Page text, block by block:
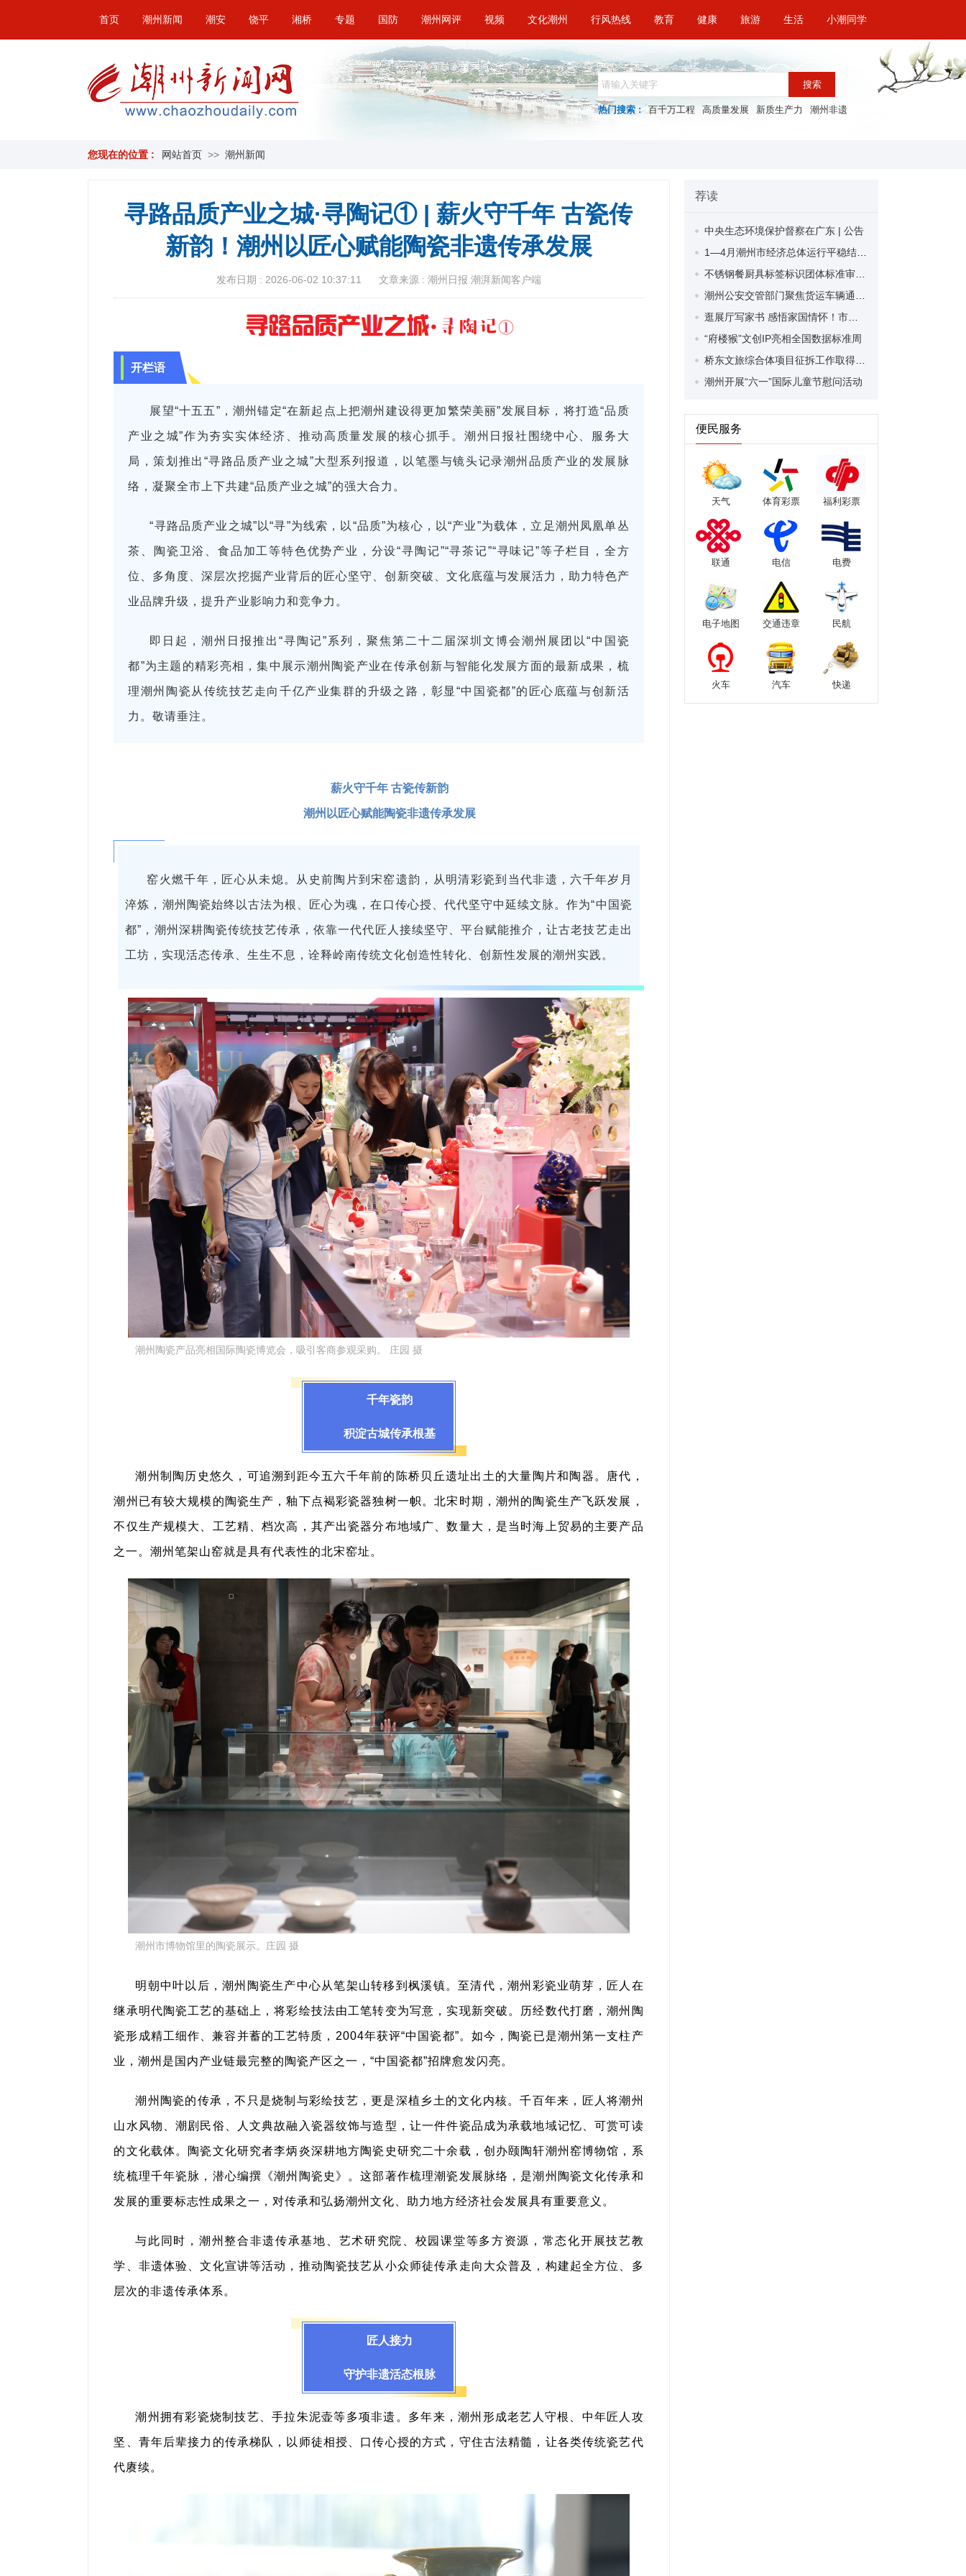
首页 潮州新闻 潮安 饶平 湘桥 专题 国防 潮州网评 视频 文化潮州 行风热线 教育 健康 旅游 生活 小潮同学
搜索
热门搜索 : 百千万工程 高质量发展 新质生产力 潮州非遗
您现在的位置 : 网站首页 >> 潮州新闻
寻路品质产业之城·寻陶记① | 薪火守千年 古瓷传
新韵！潮州以匠心赋能陶瓷非遗传承发展
发布日期 : 2026-06-02 10:37:11 文章来源 : 潮州日报 潮湃新闻客户端
开栏语
展望“十五五”，潮州锚定“在新起点上把潮州建设得更加繁荣美丽”发展目标，将打造“品质
产业之城”作为夯实实体经济、推动高质量发展的核心抓手。潮州日报社围绕中心、服务大
局，策划推出“寻路品质产业之城”大型系列报道，以笔墨与镜头记录潮州品质产业的发展脉
络，凝聚全市上下共建“品质产业之城”的强大合力。
“寻路品质产业之城”以“寻”为线索，以“品质”为核心，以“产业”为载体，立足潮州凤凰单丛
茶、陶瓷卫浴、食品加工等特色优势产业，分设“寻陶记”“寻茶记”“寻味记”等子栏目，全方
位、多角度、深层次挖掘产业背后的匠心坚守、创新突破、文化底蕴与发展活力，助力特色产
业品牌升级，提升产业影响力和竞争力。
即日起，潮州日报推出“寻陶记”系列，聚焦第二十二届深圳文博会潮州展团以“中国瓷
都”为主题的精彩亮相，集中展示潮州陶瓷产业在传承创新与智能化发展方面的最新成果，梳
理潮州陶瓷从传统技艺走向千亿产业集群的升级之路，彰显“中国瓷都”的匠心底蕴与创新活
力。敬请垂注。
薪火守千年 古瓷传新韵
潮州以匠心赋能陶瓷非遗传承发展
窑火燃千年，匠心从未熄。从史前陶片到宋窑遗韵，从明清彩瓷到当代非遗，六千年岁月
淬炼，潮州陶瓷始终以古法为根、匠心为魂，在口传心授、代代坚守中延续文脉。作为“中国瓷
都”，潮州深耕陶瓷传统技艺传承，依靠一代代匠人接续坚守、平台赋能推介，让古老技艺走出
工坊，实现活态传承、生生不息，诠释岭南传统文化创造性转化、创新性发展的潮州实践。
潮州陶瓷产品亮相国际陶瓷博览会，吸引客商参观采购。 庄园 摄
千年瓷韵
积淀古城传承根基
潮州制陶历史悠久，可追溯到距今五六千年前的陈桥贝丘遗址出土的大量陶片和陶器。唐代，
潮州已有较大规模的陶瓷生产，釉下点褐彩瓷器独树一帜。北宋时期，潮州的陶瓷生产飞跃发展，
不仅生产规模大、工艺精、档次高，其产出瓷器分布地域广、数量大，是当时海上贸易的主要产品
之一。潮州笔架山窑就是具有代表性的北宋窑址。
潮州市博物馆里的陶瓷展示。庄园 摄
明朝中叶以后，潮州陶瓷生产中心从笔架山转移到枫溪镇。至清代，潮州彩瓷业萌芽，匠人在
继承明代陶瓷工艺的基础上，将彩绘技法由工笔转变为写意，实现新突破。历经数代打磨，潮州陶
瓷形成精工细作、兼容并蓄的工艺特质，2004年获评“中国瓷都”。如今，陶瓷已是潮州第一支柱产
业，潮州是国内产业链最完整的陶瓷产区之一，“中国瓷都”招牌愈发闪亮。
潮州陶瓷的传承，不只是烧制与彩绘技艺，更是深植乡土的文化内核。千百年来，匠人将潮州
山水风物、潮剧民俗、人文典故融入瓷器纹饰与造型，让一件件瓷品成为承载地域记忆、可赏可读
的文化载体。陶瓷文化研究者李炳炎深耕地方陶瓷史研究二十余载，创办颐陶轩潮州窑博物馆，系
统梳理千年瓷脉，潜心编撰《潮州陶瓷史》。这部著作梳理潮瓷发展脉络，是潮州陶瓷文化传承和
发展的重要标志性成果之一，对传承和弘扬潮州文化、助力地方经济社会发展具有重要意义。
与此同时，潮州整合非遗传承基地、艺术研究院、校园课堂等多方资源，常态化开展技艺教
学、非遗体验、文化宣讲等活动，推动陶瓷技艺从小众师徒传承走向大众普及，构建起全方位、多
层次的非遗传承体系。
匠人接力
守护非遗活态根脉
潮州拥有彩瓷烧制技艺、手拉朱泥壶等多项非遗。多年来，潮州形成老艺人守根、中年匠人攻
坚、青年后辈接力的传承梯队，以师徒相授、口传心授的方式，守住古法精髓，让各类传统瓷艺代
代赓续。
荐读
中央生态环境保护督察在广东 | 公告
“府楼猴”文创IP亮相全国数据标准周
潮州开展“六一”国际儿童节慰问活动
便民服务
天气 体育彩票 福利彩票
联通 电信 电费
电子地图 交通违章 民航
火车 汽车 快递